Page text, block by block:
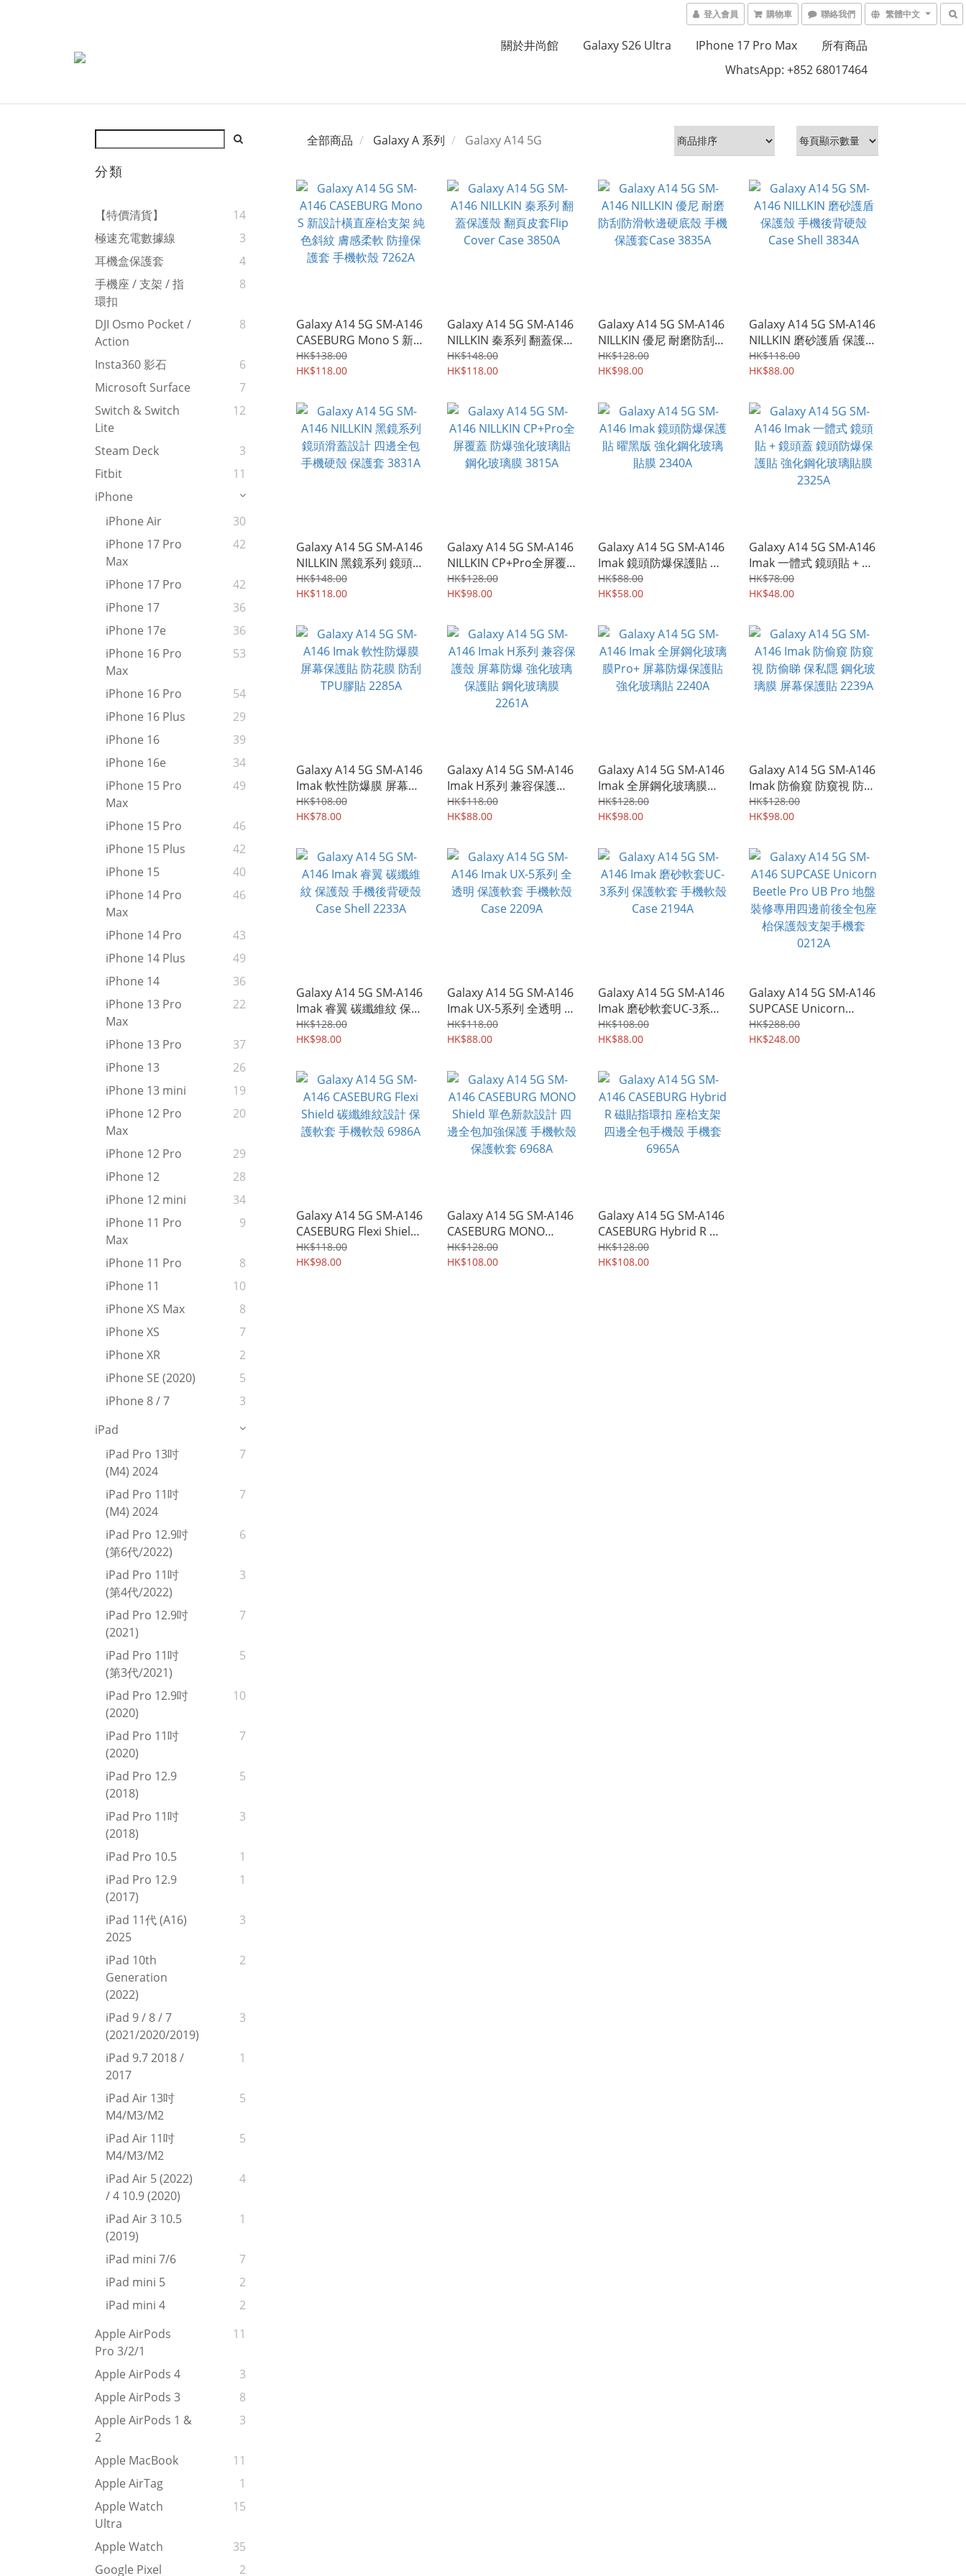
登入會員 購物車 聯絡我們 繁體中文
關於井尚館 Galaxy S26 Ultra IPhone 17 Pro Max
所有商品
WhatsApp: +852 68017464
分類
【特價清貨】
14
極速充電數據線
3
耳機盒保護套
4
手機座 / 支架 / 指
環扣
8
DJI Osmo Pocket /
Action
8
Insta360 影石
6
Microsoft Surface
7
Switch & Switch
Lite
12
Steam Deck
3
Fitbit
11
iPhone
iPhone Air
30
iPhone 17 Pro
Max
42
iPhone 17 Pro
42
iPhone 17
36
iPhone 17e
36
iPhone 16 Pro
Max
53
iPhone 16 Pro
54
iPhone 16 Plus
29
iPhone 16
39
iPhone 16e
34
iPhone 15 Pro
Max
49
iPhone 15 Pro
46
iPhone 15 Plus
42
iPhone 15
40
iPhone 14 Pro
Max
46
iPhone 14 Pro
43
iPhone 14 Plus
49
iPhone 14
36
iPhone 13 Pro
Max
22
iPhone 13 Pro
37
iPhone 13
26
iPhone 13 mini
19
iPhone 12 Pro
Max
20
iPhone 12 Pro
29
iPhone 12
28
iPhone 12 mini
34
iPhone 11 Pro
Max
9
iPhone 11 Pro
8
iPhone 11
10
iPhone XS Max
8
iPhone XS
7
iPhone XR
2
iPhone SE (2020)
5
iPhone 8 / 7
3
iPad
iPad Pro 13吋
(M4) 2024
7
iPad Pro 11吋
(M4) 2024
7
iPad Pro 12.9吋
(第6代/2022)
6
iPad Pro 11吋
(第4代/2022)
3
iPad Pro 12.9吋
(2021)
7
iPad Pro 11吋
(第3代/2021)
5
iPad Pro 12.9吋
(2020)
10
iPad Pro 11吋
(2020)
7
iPad Pro 12.9
(2018)
5
iPad Pro 11吋
(2018)
3
iPad Pro 10.5
1
iPad Pro 12.9
(2017)
1
iPad 11代 (A16)
2025
3
iPad 10th
Generation
(2022)
2
iPad 9 / 8 / 7
(2021/2020/2019)
3
iPad 9.7 2018 /
2017
1
iPad Air 13吋
M4/M3/M2
5
iPad Air 11吋
M4/M3/M2
5
iPad Air 5 (2022)
/ 4 10.9 (2020)
4
iPad Air 3 10.5
(2019)
1
iPad mini 7/6
7
iPad mini 5
2
iPad mini 4
2
Apple AirPods
Pro 3/2/1
11
Apple AirPods 4
3
Apple AirPods 3
8
Apple AirPods 1 &
2
3
Apple MacBook
11
Apple AirTag
1
Apple Watch
Ultra
15
Apple Watch
35
Google Pixel
2
全部商品 Galaxy A 系列 Galaxy A14 5G
Galaxy A14 5G SM-A146
CASEBURG Mono S 新設
計橫直座枱支架 純色斜紋
膚感柔軟 防撞保護套 手
HK$138.00
HK$118.00
Galaxy A14 5G SM-A146
NILLKIN 秦系列 翻蓋保護
殼 翻頁皮套Flip Cover
Case 3850A
HK$148.00
HK$118.00
Galaxy A14 5G SM-A146
NILLKIN 優尼 耐磨防刮防
滑軟邊硬底殼 手機保護套
Case 3835A
HK$128.00
HK$98.00
Galaxy A14 5G SM-A146
NILLKIN 磨砂護盾 保護殼
手機後背硬殼Case Shell
3834A
HK$118.00
HK$88.00
Galaxy A14 5G SM-A146
NILLKIN 黑鏡系列 鏡頭滑
蓋設計 四邊全包 手機硬
殼 保護套 3831A
HK$148.00
HK$118.00
Galaxy A14 5G SM-A146
NILLKIN CP+Pro全屏覆
蓋 防爆強化玻璃貼 鋼化
玻璃膜 3815A
HK$128.00
HK$98.00
Galaxy A14 5G SM-A146
Imak 鏡頭防爆保護貼 曜
黑版 強化鋼化玻璃貼膜
2340A
HK$88.00
HK$58.00
Galaxy A14 5G SM-A146
Imak 一體式 鏡頭貼 + 鏡
頭蓋 鏡頭防爆保護貼 強
化鋼化玻璃貼膜 2325A
HK$78.00
HK$48.00
Galaxy A14 5G SM-A146
Imak 軟性防爆膜 屏幕保
護貼 防花膜 防刮TPU膠
貼 2285A
HK$108.00
HK$78.00
Galaxy A14 5G SM-A146
Imak H系列 兼容保護殼
屏幕防爆 強化玻璃保護貼
鋼化玻璃膜 2261A
HK$118.00
HK$88.00
Galaxy A14 5G SM-A146
Imak 全屏鋼化玻璃膜
Pro+ 屏幕防爆保護貼 強
化玻璃貼 2240A
HK$128.00
HK$98.00
Galaxy A14 5G SM-A146
Imak 防偷窺 防窺視 防偷
睇 保私隱 鋼化玻璃膜 屏
幕保護貼 2239A
HK$128.00
HK$98.00
Galaxy A14 5G SM-A146
Imak 睿翼 碳纖維紋 保護
殼 手機後背硬殼Case
Shell 2233A
HK$128.00
HK$98.00
Galaxy A14 5G SM-A146
Imak UX-5系列 全透明 保
護軟套 手機軟殼Case
2209A
HK$118.00
HK$88.00
Galaxy A14 5G SM-A146
Imak 磨砂軟套UC-3系列
保護軟套 手機軟殼Case
2194A
HK$108.00
HK$88.00
Galaxy A14 5G SM-A146
SUPCASE Unicorn
Beetle Pro UB Pro 地盤
裝修專用四邊前後全包座
HK$288.00
HK$248.00
Galaxy A14 5G SM-A146
CASEBURG Flexi Shield
碳纖維紋設計 保護軟套
手機軟殼 6986A
HK$118.00
HK$98.00
Galaxy A14 5G SM-A146
CASEBURG MONO
Shield 單色新款設計 四
邊全包加強保護 手機軟殼
HK$128.00
HK$108.00
Galaxy A14 5G SM-A146
CASEBURG Hybrid R 磁
貼指環扣 座枱支架 四邊
全包手機殼 手機套
HK$128.00
HK$108.00